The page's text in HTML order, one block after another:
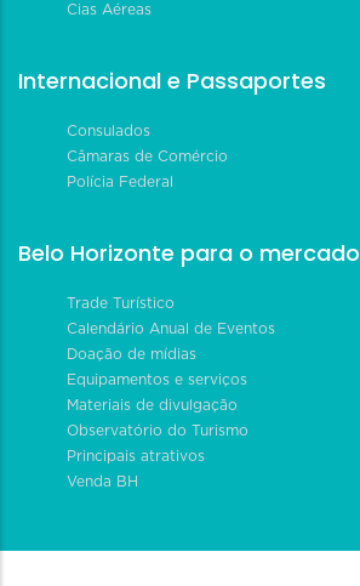
Cias Aéreas
Internacional e Passaportes
Consulados
Câmaras de Comércio
Polícia Federal
Belo Horizonte para o mercado
Trade Turístico
Calendário Anual de Eventos
Doação de mídias
Equipamentos e serviços
Materiais de divulgação
Observatório do Turismo
Principais atrativos
Venda BH